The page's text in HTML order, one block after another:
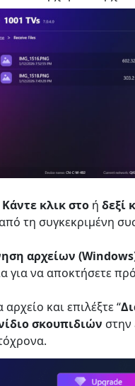
Κάντε κλικ στο ή δεξί
τη συγκεκριμένη
αρχείων
για να αποκτήσετε
αρχείο και επιλέξτε “
σκουπιδιών στην